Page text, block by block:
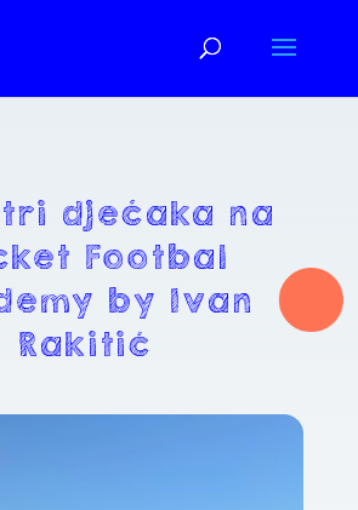
tri dječaka na
Footbal
by Ivan
Rakitić